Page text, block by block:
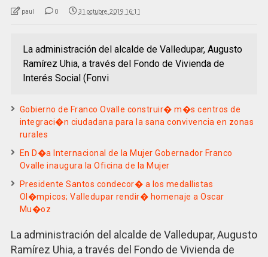
paul 0 31 octubre, 2019 16:11
La administración del alcalde de Valledupar, Augusto
Ramírez Uhia, a través del Fondo de Vivienda de
Interés Social (Fonvi
Gobierno de Franco Ovalle construir� m�s centros de
integraci�n ciudadana para la sana convivencia en zonas
rurales
En D�a Internacional de la Mujer Gobernador Franco
Ovalle inaugura la Oficina de la Mujer
Presidente Santos condecor� a los medallistas
Ol�mpicos; Valledupar rendir� homenaje a Oscar
Mu�oz
La administración del alcalde de Valledupar, Augusto
Ramírez Uhia, a través del Fondo de Vivienda de